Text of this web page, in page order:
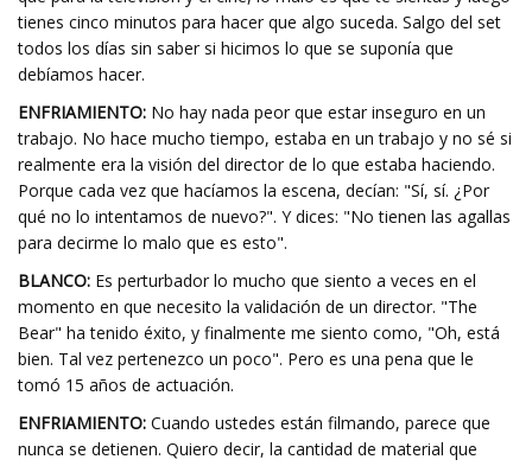
tienes cinco minutos para hacer que algo suceda. Salgo del set
todos los días sin saber si hicimos lo que se suponía que
debíamos hacer.
ENFRIAMIENTO: No hay nada peor que estar inseguro en un
trabajo. No hace mucho tiempo, estaba en un trabajo y no sé si
realmente era la visión del director de lo que estaba haciendo.
Porque cada vez que hacíamos la escena, decían: "Sí, sí. ¿Por
qué no lo intentamos de nuevo?". Y dices: "No tienen las agallas
para decirme lo malo que es esto".
BLANCO: Es perturbador lo mucho que siento a veces en el
momento en que necesito la validación de un director. "The
Bear" ha tenido éxito, y finalmente me siento como, "Oh, está
bien. Tal vez pertenezco un poco". Pero es una pena que le
tomó 15 años de actuación.
ENFRIAMIENTO: Cuando ustedes están filmando, parece que
nunca se detienen. Quiero decir, la cantidad de material que